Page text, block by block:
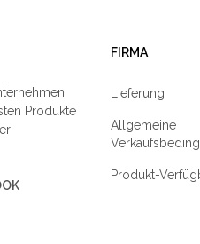
Produkte
FIRMA
Lieferung
Allgemeine
Produkt-